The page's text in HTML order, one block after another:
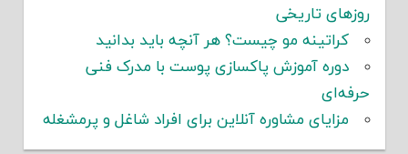
روزهای تاریخی
کراتینه مو چیست؟ هر آنچه باید بدانید
دوره آموزش پاکسازی پوست با مدرک فنی
حرفه‌ای
مزایای مشاوره آنلاین برای افراد شاغل و پرمشغله